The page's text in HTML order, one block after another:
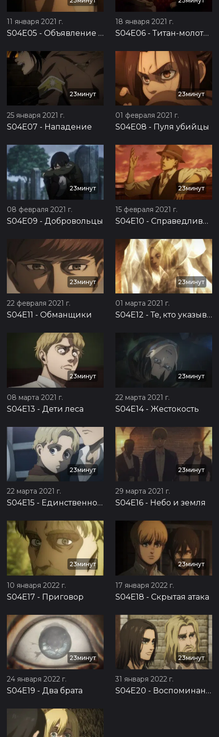
11 января 2021 г.
S04E05 - Объявление войны
18 января 2021 г.
S04E06 - Титан-молотобоец
23минут
25 января 2021 г.
S04E07 - Нападение
23минут
01 февраля 2021 г.
S04E08 - Пуля убийцы
23минут
08 февраля 2021 г.
S04E09 - Добровольцы
23минут
15 февраля 2021 г.
S04E10 - Справедливый довод
23минут
22 февраля 2021 г.
S04E11 - Обманщики
23минут
01 марта 2021 г.
S04E12 - Те, кто указывают путь
23минут
08 марта 2021 г.
S04E13 - Дети леса
23минут
22 марта 2021 г.
S04E14- Жестокость
23минут
22 марта 2021 г.
S04E15 - Единственное спасение
23минут
29 марта 2021 г.
S04E16 - Небо и земля
23минут
10 января 2022 г.
S04E17 - Приговор
23минут
17 января 2022 г.
S04E18 - Скрытая атака
23минут
24 января 2022 г.
S04E19 - Два брата
23минут
31 января 2022 г.
S04E20 - Воспоминания о будущем